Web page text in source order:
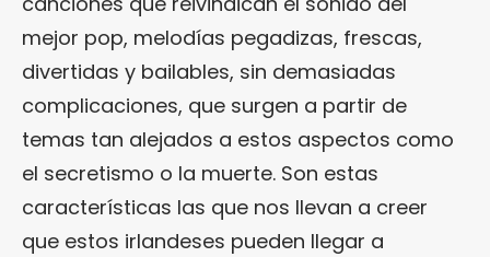
mejor pop, melodías pegadizas, frescas,
divertidas y bailables, sin demasiadas
complicaciones, que surgen a partir de
temas tan alejados a estos aspectos como
el secretismo o la muerte. Son estas
características las que nos llevan a creer
que estos irlandeses pueden llegar a